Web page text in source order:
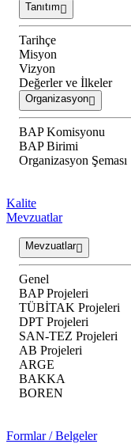
Tanıtım
Tarihçe
Misyon
Vizyon
Değerler ve İlkeler
Organizasyon
BAP Komisyonu
BAP Birimi
Organizasyon Şeması
Kalite
Mevzuatlar
Mevzuatlar
Genel
BAP Projeleri
TÜBİTAK Projeleri
DPT Projeleri
SAN-TEZ Projeleri
AB Projeleri
ARGE
BAKKA
BOREN
Formlar / Belgeler